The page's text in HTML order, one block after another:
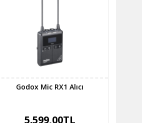
Godox Mic RX1 Alıcı
5.599,00TL